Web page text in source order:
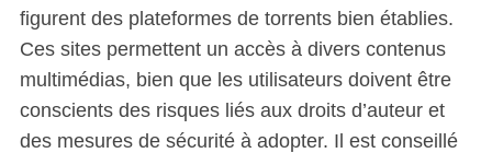
figurent des plateformes de torrents bien établies.
Ces sites permettent un accès à divers contenus
multimédias, bien que les utilisateurs doivent être
conscients des risques liés aux droits d’auteur et
des mesures de sécurité à adopter. Il est conseillé